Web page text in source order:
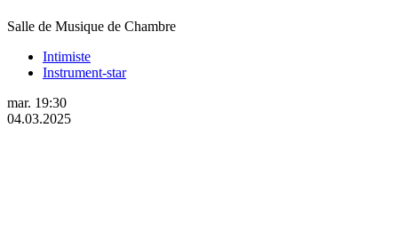
Salle de Musique de Chambre
Intimiste
Instrument-star
mar. 19:30
04.03.2025